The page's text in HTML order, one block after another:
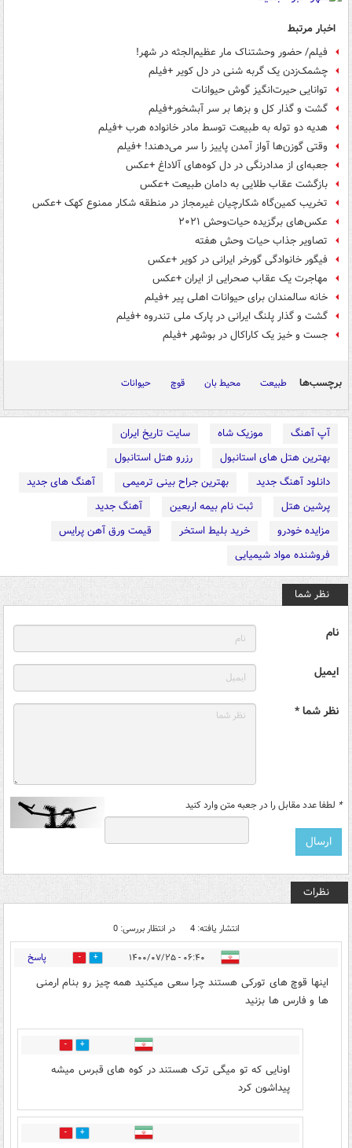
اخبار مرتبط
فیلم/ حضور وحشتناک مار عظیم‌الجثه در شهر!
چشمک‌زدن یک گربه شنی در دل کویر +فیلم
توانایی حیرت‌انگیز گوش حیوانات
گشت و گذار کل و بزها بر سر آبشخور+فیلم
هدیه دو توله به طبیعت توسط مادر خانواده هرب +فیلم
وقتی گوزن‌ها آواز آمدن پاییز را سر می‌دهند! +فیلم
جعبه‌ای از مدادرنگی در دل کوه‌های آلاداغ +عکس
بازگشت عقاب طلایی به دامان طبیعت +عکس
تخریب کمین‌گاه شکارچیان غیرمجاز در منطقه شکار ممنوع کهک +عکس
عکس‌های برگزیده حیات‌وحش ۲۰۲۱
تصاویر جذاب حیات وحش هفته‎
فیگور خانوادگی گورخر ایرانی در کویر +عکس
مهاجرت یک عقاب صحرایی از ایران +عکس
خانه سالمندان برای حیوانات اهلی پیر +فیلم
گشت و گذار پلنگ ایرانی در پارک ملی تندروه +فیلم
جست و خیز یک کاراکال در بوشهر +فیلم
برچسب‌ها طبیعت محیط بان قوچ حیوانات
آپ آهنگ موزیک شاه
سایت تاریخ ایران
بهترین هتل های استانبول
رزرو هتل استانبول
دانلود آهنگ جدید
بهترین جراح بینی ترمیمی
آهنگ های جدید
پرشین هتل
ثبت نام بیمه اربعین
آهنگ جدید
مزایده خودرو
خرید بلیط استخر
قیمت ورق آهن پرایس
فروشنده مواد شیمیایی
نظر شما
نام
ایمیل
نظر شما *
* لطفا عدد مقابل را در جعبه متن وارد کنید
نظرات
انتشار یافته: 4 در انتظار بررسی: 0
۰۶:۴۰ - ۱۴۰۰/۰۷/۲۵ 2 پاسخ
اینها قوچ های تورکی هستند چرا سعی میکنید همه چیز رو بنام ارمنی
ها و فارس ها بزنید
2
اونایی که تو میگی ترک هستند در کوه های قبرس میشه
پیداشون کرد
4